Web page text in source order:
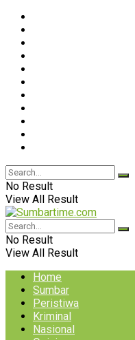
No Result
View All Result
No Result
View All Result
Home
Sumbar
Peristiwa
Kriminal
Nasional